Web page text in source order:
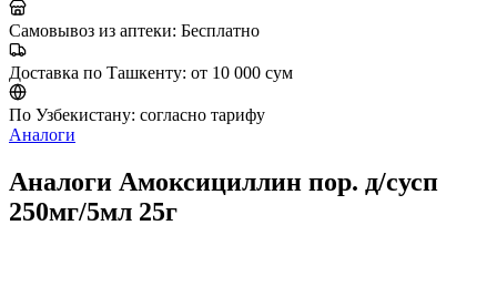
Самовывоз из аптеки: Бесплатно
Доставка по Ташкенту: от 10 000 сум
По Узбекистану: согласно тарифу
Аналоги
Аналоги Амоксициллин пор. д/сусп
250мг/5мл 25г